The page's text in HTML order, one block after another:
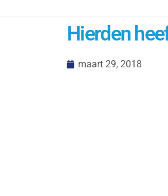
Hierden
maart 29, 2018